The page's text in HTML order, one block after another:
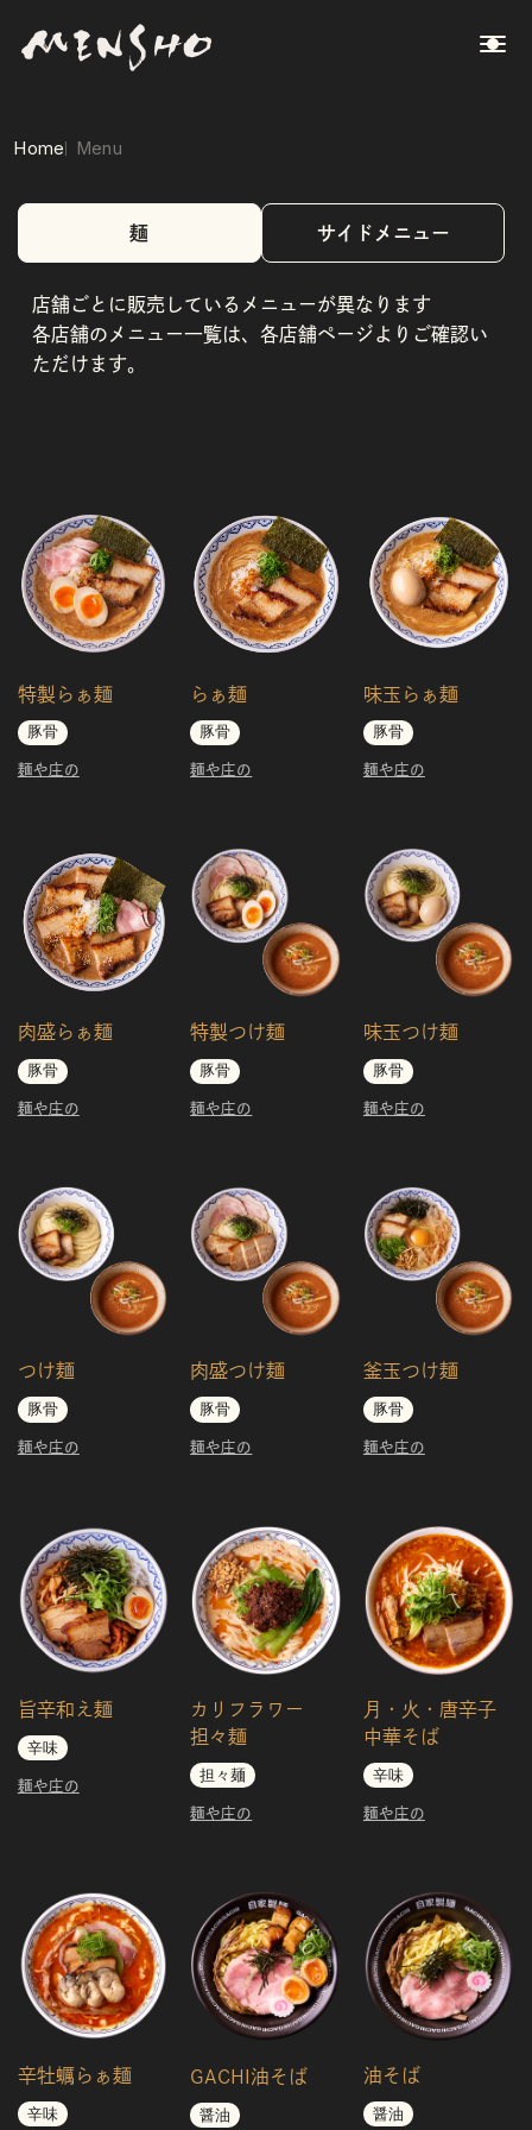
Home Menu
店舗ごとに販売しているメニューが異なります
各店舗のメニュー一覧は、各店舗ページよりご確認い
ただけます。
麺 サイドメニュー
特製らぁ麺
豚骨
麺や庄の
らぁ麺
豚骨
麺や庄の
味玉らぁ麺
豚骨
麺や庄の
肉盛らぁ麺
豚骨
麺や庄の
特製つけ麺
豚骨
麺や庄の
味玉つけ麺
豚骨
麺や庄の
つけ麺
豚骨
麺や庄の
肉盛つけ麺
豚骨
麺や庄の
釜玉つけ麺
豚骨
麺や庄の
旨辛和え麺
辛味
麺や庄の
カリフラワー
担々麺
担々麺
麺や庄の
月・火・唐辛子
中華そば
辛味
麺や庄の
辛牡蠣らぁ麺
辛味
GACHI油そば
醤油
油そば
醤油